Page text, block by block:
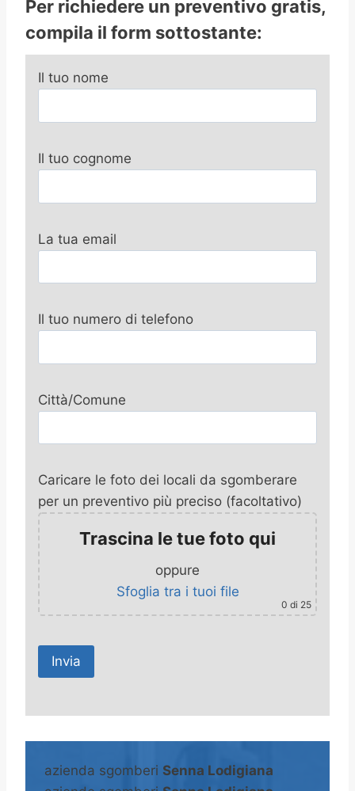
Per richiedere un preventivo gratis,
compila il form sottostante:
Il tuo nome
Il tuo cognome
La tua email
Il tuo numero di telefono
Città/Comune
Caricare le foto dei locali da sgomberare
per un preventivo più preciso (facoltativo)
Trascina le tue foto qui
oppure
Sfoglia tra i tuoi file
0 di 25
A
eazienda sgomberi Senna Lodigiana